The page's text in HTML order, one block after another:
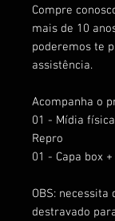
Compre
mais de 10
poderemos te
assistência.
Acompanha o
01 - Mídia
Repro
01 - Capa box
OBS: necessita
destravado